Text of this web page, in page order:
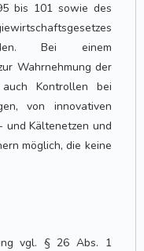
bis 101 sowie des
Bei einem
Wahrnehmung der
Kontrollen bei
von innovativen
und Kältenetzen und
möglich, die keine
vgl. § 26 Abs. 1